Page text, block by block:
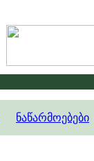
ნაწარმოებები